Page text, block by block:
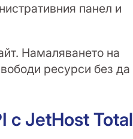
панел и
Намаляването на
ресурси без да
с JetHost Total